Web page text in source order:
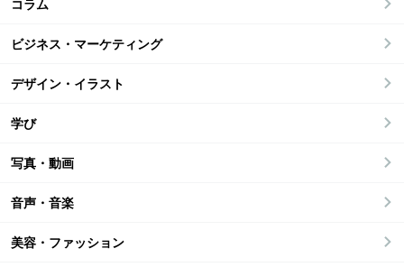
コラム
ビジネス・マーケティング
デザイン・イラスト
学び
写真・動画
音声・音楽
美容・ファッション